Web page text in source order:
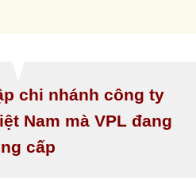
chi nhánh công ty
Nam mà VPL đang
cấp